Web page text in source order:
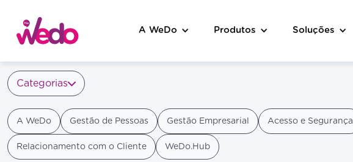
A WeDo Produtos Soluções
Categorias
A WeDo Gestão de Pessoas Gestão Empresarial Acesso e Segurança
Relacionamento com o Cliente WeDo.Hub